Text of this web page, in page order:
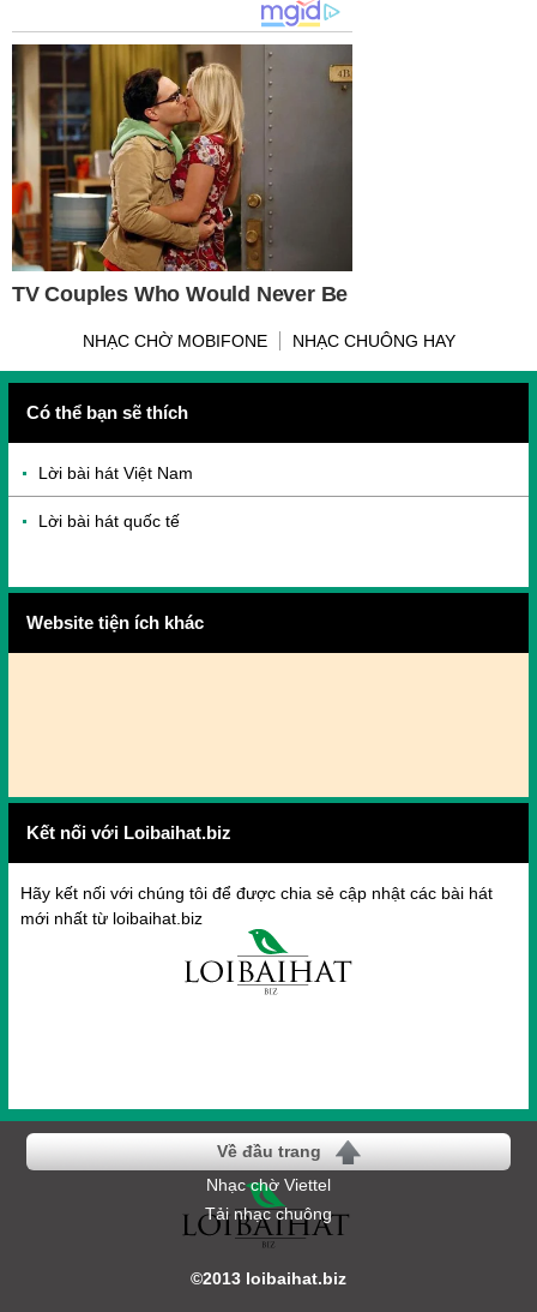
NHẠC CHỜ MOBIFONE NHẠC CHUÔNG HAY
Có thể bạn sẽ thích
Lời bài hát Việt Nam
Lời bài hát quốc tế
Website tiện ích khác
Kết nối với Loibaihat.biz
Hãy kết nối với chúng tôi để được chia sẻ cập nhật các bài hát
mới nhất từ loibaihat.biz
Về đầu trang
Nhạc chờ Viettel
Tải nhạc chuông
©2013 loibaihat.biz